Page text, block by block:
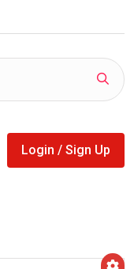
Login / Sign Up